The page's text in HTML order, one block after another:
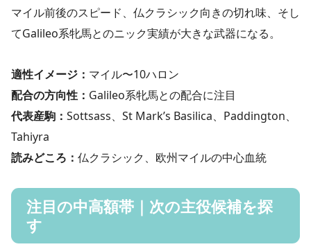
マイル前後のスピード、仏クラシック向きの切れ味、そし
てGalileo系牝馬とのニック実績が大きな武器になる。
適性イメージ： マイル〜10ハロン
配合の方向性： Galileo系牝馬との配合に注目
代表産駒： Sottsass、St Mark’s Basilica、Paddington、
Tahiyra
読みどころ： 仏クラシック、欧州マイルの中心血統
注目の中高額帯｜次の主役候補を探
す